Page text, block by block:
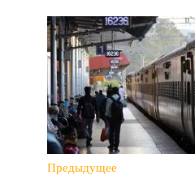
Предыдущее